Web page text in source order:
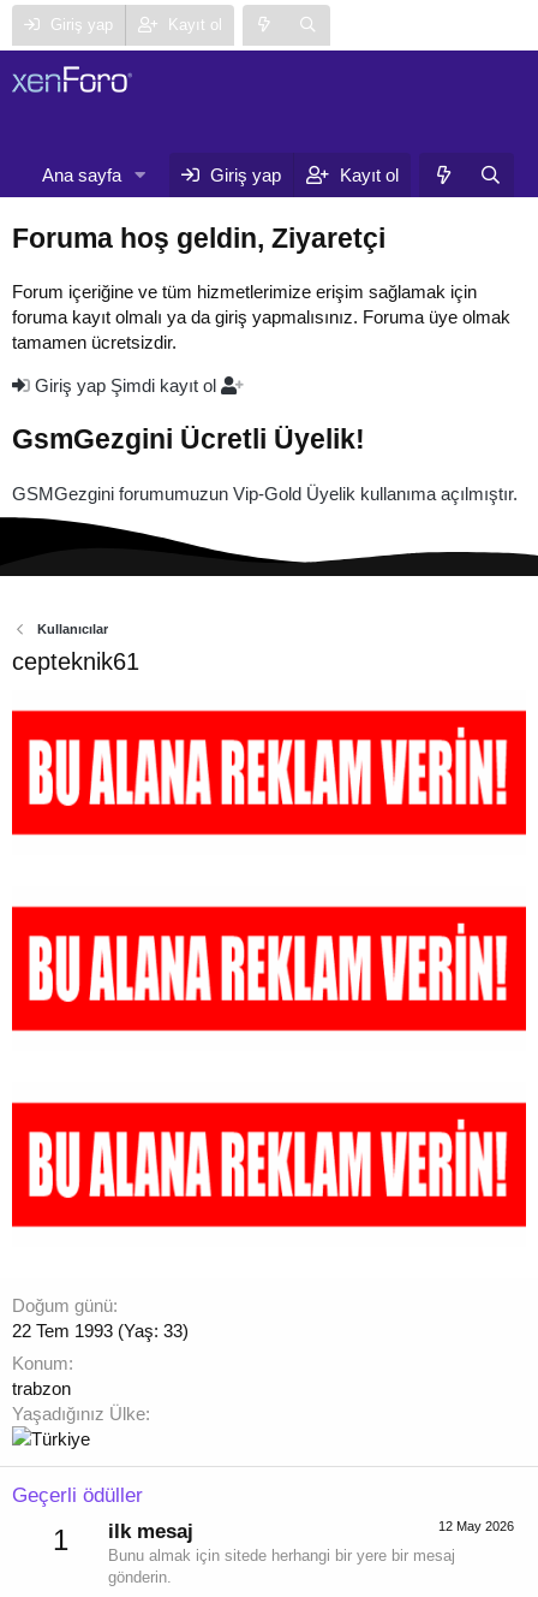
Giriş yap Kayıt ol
Ana sayfa Forumlar
Giriş yap Kayıt ol
Foruma hoş geldin, Ziyaretçi
Forum içeriğine ve tüm hizmetlerimize erişim sağlamak için
foruma kayıt olmalı ya da giriş yapmalısınız. Foruma üye olmak
tamamen ücretsizdir.
Giriş yap Şimdi kayıt ol
GsmGezgini Ücretli Üyelik!
GSMGezgini forumumuzun Vip-Gold Üyelik kullanıma açılmıştır.
Kullanıcılar
cepteknik61
Doğum günü
22 Tem 1993 (Yaş: 33)
Konum
trabzon
Yaşadığınız Ülke
Geçerli ödüller
1 12 May 2026
ilk mesaj
Bunu almak için sitede herhangi bir yere bir mesaj
gönderin.